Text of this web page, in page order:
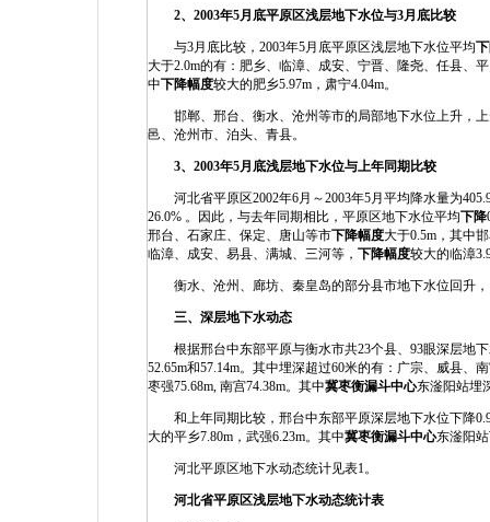
2、 2003年5月底平原区浅层地下水位与3月底比较
与3月底比较，2003年5月底平原区浅层地下水位平均
大于2.0m的有：肥乡、临漳、成安、宁晋、隆尧、任县、
中下降幅度较大的肥乡5.97m，肃宁4.04m。
邯郸、邢台、衡水、沧州等市的局部地下水位上升，上
邑、沧州市、泊头、青县。
3、 2003年5月底浅层地下水位与上年同期比较
河北省平原区2002年6月～2003年5月平均降水量为
26.0% 。因此，与去年同期相比，平原区地下水位平均下降
邢台、石家庄、保定、唐山等市下降幅度大于0.5m，其中
临漳、成安、易县、满城、三河等， 下降幅度较大的临漳
衡水、沧州、廊坊、秦皇岛的部分县市地下水位回升，
三、深层地下水动态
根据邢台中东部平原与衡水市共23个县、93眼深层地下
52.65m和57.14m。其中埋深超过60米的有：广宗、威县
枣强75.68m, 南宫74.38m。其中冀枣衡漏斗中心东滏阳站埋
和上年同期比较，邢台中东部平原深层地下水位下降
大的平乡7.80m，武强6.23m。其中冀枣衡漏斗中心东滏阳
河北平原区地下水动态统计见表1。
河北省平原区浅层地下水动态统计表